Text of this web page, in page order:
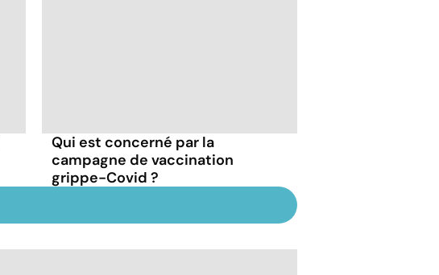
Qui est concerné par la
campagne de vaccination
grippe-Covid ?